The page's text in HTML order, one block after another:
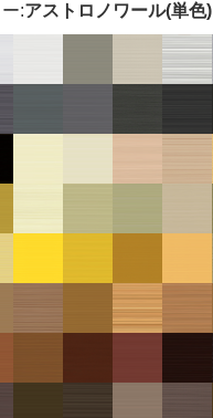
:アストロノワール(単色)